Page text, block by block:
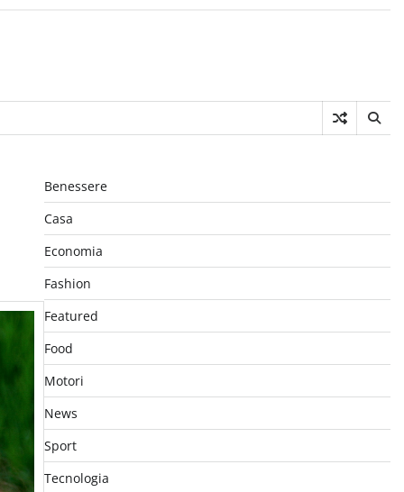
Benessere
Casa
Economia
Fashion
Featured
Food
Motori
News
Sport
Tecnologia